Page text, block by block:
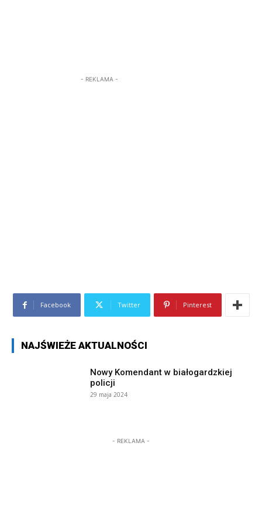
- REKLAMA -
Facebook Twitter Pinterest
NAJŚWIEŻE AKTUALNOŚCI
Nowy Komendant w białogardzkiej
policji
29 maja 2024
- REKLAMA -